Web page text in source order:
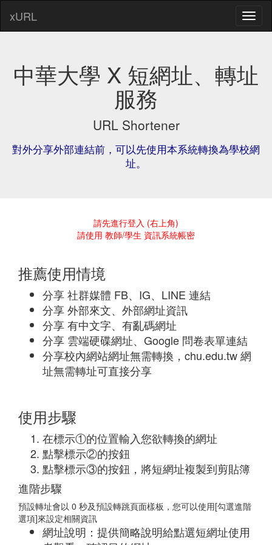
xURL
中華大學 X 短網址、轉址
服務
URL Shortener
對外分享外部連結前，可以先使用本系統轉換為學校網
址。
請先進行登入 (右上角)
請使用 教師/學生 資訊系統帳密
推薦使用情境
分享 社群媒體 FB、IG、LINE 連結
分享 外部來文、外部網址資訊
分享 有中文字、有亂碼網址
分享 雲端硬碟網址、Google 問卷表單連結
分享校內網站網址無需轉換，chu.edu.tw 網
址無需轉址可直接分享
使用步驟
在標示①的位置輸入您欲轉換的網址
點擊標示②的按鈕
點擊標示③的按鈕，將短網址複製到剪貼簿
進階步驟
預設轉址會以 0 秒及預設轉跳頁面樣板，您可以使用[勾選進階
選項]來設定相關資訊
網址說明：提供簡略說明給點選短網址使用